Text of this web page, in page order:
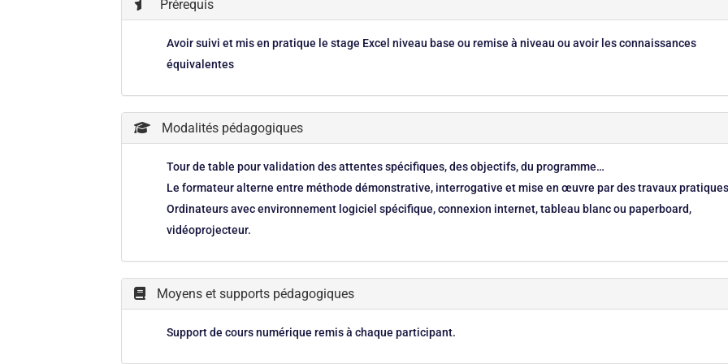
Prérequis
Avoir suivi et mis en pratique le stage Excel niveau base ou remise à niveau ou avoir les connaissances
équivalentes
Modalités pédagogiques
Tour de table pour validation des attentes spécifiques, des objectifs, du programme…
Le formateur alterne entre méthode démonstrative, interrogative et mise en œuvre par des travaux
Ordinateurs avec environnement logiciel spécifique, connexion internet, tableau blanc ou paperboard,
vidéoprojecteur.
Moyens et supports pédagogiques
Support de cours numérique remis à chaque participant.